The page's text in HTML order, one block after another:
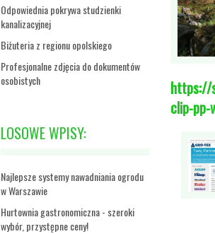
Odpowiednia pokrywa studzienki
kanalizacyjnej
Biżuteria z regionu opolskiego
Profesjonalne zdjęcia do dokumentów
osobistych
LOSOWE WPISY:
Najlepsze systemy nawadniania ogrodu
w Warszawie
Hurtownia gastronomiczna - szeroki
wybór, przystępne ceny!
https://
clip-